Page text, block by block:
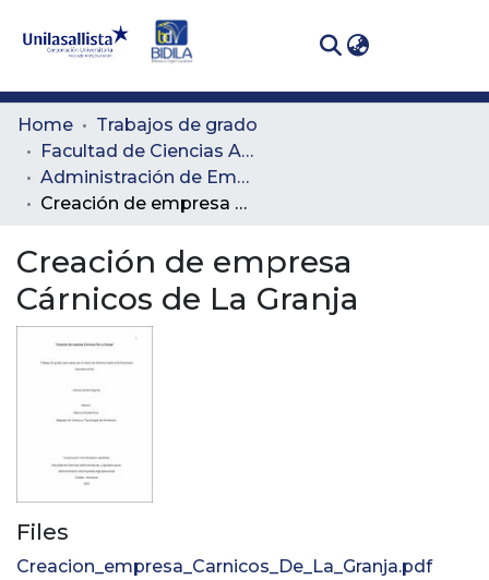
Communities
& Collections
All of DSpace
Statistics
Home
Trabajos de grado
Facultad de Ciencias Administrativas y Agropecuarias
Administración de Empresas Agropecuarias
Creación de empresa Cárnicos de La Granja
Creación de empresa
Cárnicos de La Granja
Files
Creacion_empresa_Carnicos_De_La_Granja.pdf